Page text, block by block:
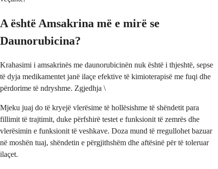
A është Amsakrina më e mirë se
Daunorubicina?
Krahasimi i amsakrinës me daunorubicinën nuk është i thjeshtë, sepse
të dyja medikamentet janë ilaçe efektive të kimioterapisë me fuqi dhe
përdorime të ndryshme. Zgjedhja \
Mjeku juaj do të kryejë vlerësime të hollësishme të shëndetit para
fillimit të trajtimit, duke përfshirë testet e funksionit të zemrës dhe
vlerësimin e funksionit të veshkave. Doza mund të rregullohet bazuar
në moshën tuaj, shëndetin e përgjithshëm dhe aftësinë për të toleruar
ilaçet.